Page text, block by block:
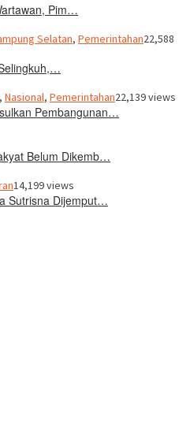
Pim…
Selatan, Pemerintahan22,588
, Nasional, Pemerintahan22,139 views
Pembangunan…
Belum Dikemb…
14,199 views
Sutrisna Dijemput…